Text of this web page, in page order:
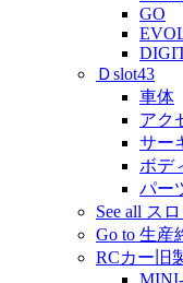
GO
Ｄslot43
車体
アク
サー
ボデ
パー
See all ス
Go to 生産
RCカー旧